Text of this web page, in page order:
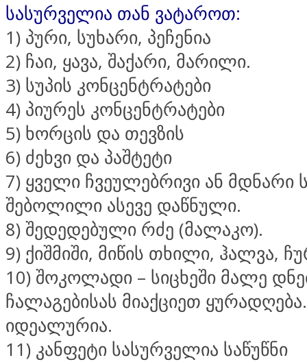
სასურველია თან ვატაროთ:
1) პური, სუხარი, პეჩენია
2) ჩაი, ყავა, შაქარი, მარილი.
3) სუპის კონცენტრატები
4) პიურეს კონცენტრატები
5) ხორცის და თევზის
6) ძეხვი და პაშტეტი
7) ყველი ჩვეულებრივი ან მდნარი
შებოლილი ასევე დაწნული.
8) შედედებული რძე (მალაკო).
9) ქიშმიში, მიწის თხილი, ჰალვა,
10) შოკოლადი – სიცხეში მალე
ჩალაგებისას მიაქციეთ
იდეალურია.
11) კანფეტი სასურველია საწუწნი